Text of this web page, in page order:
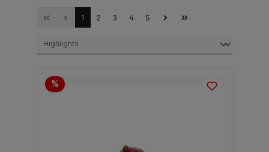
1 2 3 4 5
%